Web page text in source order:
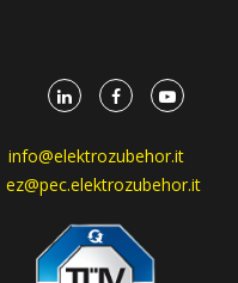
info@elektrozubehor.it
ez@pec.elektrozubehor.it